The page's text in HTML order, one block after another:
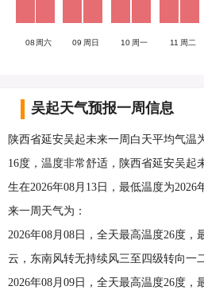
08 周六 09 周日 10 周一 11 周二
吴起天气预报一周信息
陕西省延安吴起未来一周白天平均气温
16度，温度非常舒适，陕西省延安吴起
生在2026年08月13日，最低温度为2026
来一周天气为：
2026年08月08日，全天最高温度26度，
云，东南风转无持续风三至四级转向一
2026年08月09日，全天最高温度26度，